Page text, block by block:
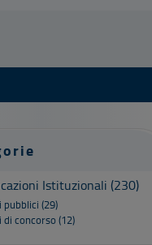
Istituzionali (230)
pubblici (29)
di concorso(12)